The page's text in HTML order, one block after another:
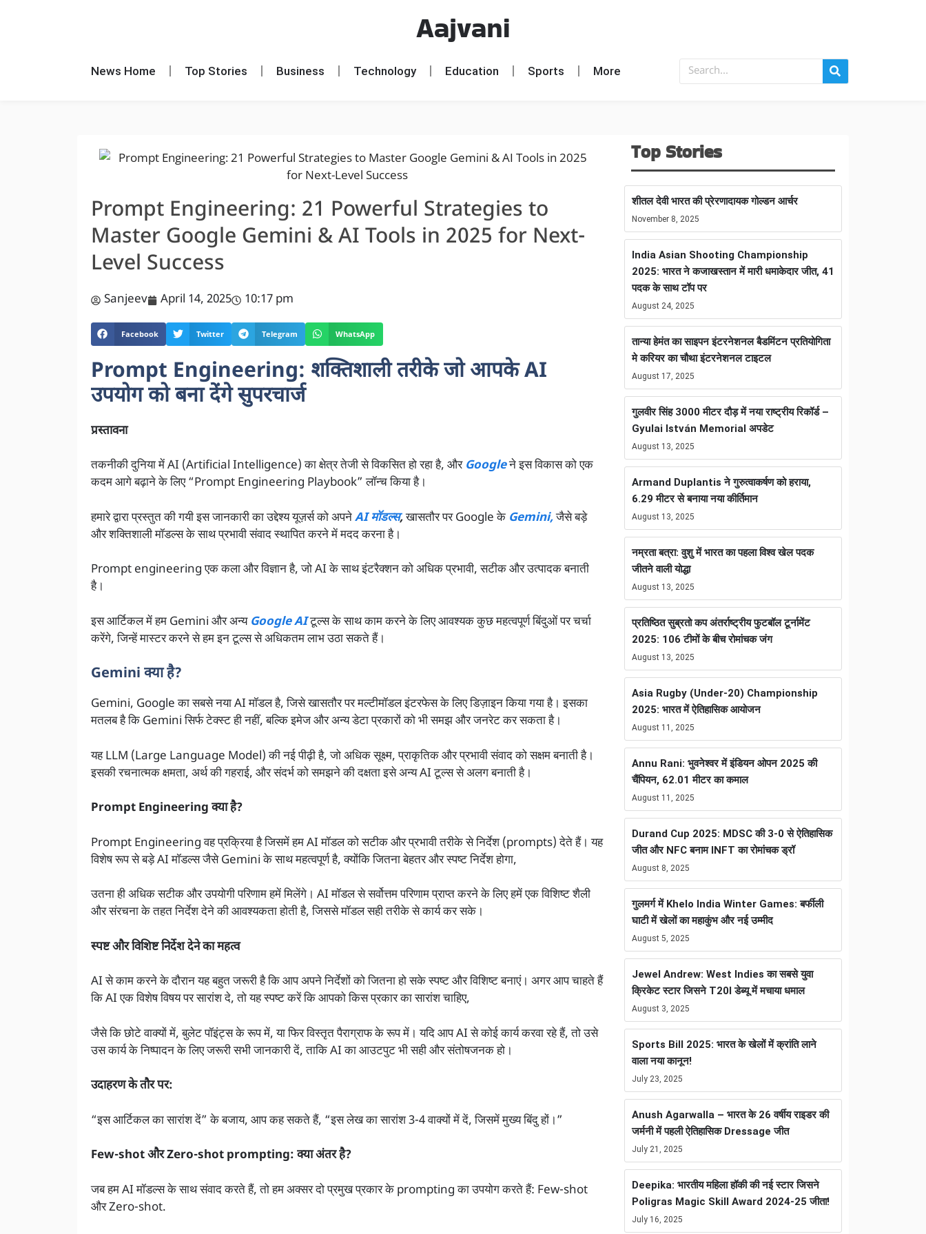
Aajvani
News Home Top Stories Business Technology Education Sports More
Prompt Engineering: 21 Powerful Strategies to
Master Google Gemini & AI Tools in 2025 for Next-
Level Success
Sanjeev April 14, 2025 10:17 pm
Facebook Twitter Telegram WhatsApp
Prompt Engineering: शक्तिशाली तरीके जो आपके AI
उपयोग को बना देंगे सुपरचार्ज
प्रस्तावना
तकनीकी दुनिया में AI (Artificial Intelligence) का क्षेत्र तेजी से विकसित हो रहा है, और Googleने इस विकास को एक
कदम आगे बढ़ाने के लिए “Prompt Engineering Playbook” लॉन्च किया है।
हमारे द्वारा प्रस्तुत की गयी इस जानकारी का उद्देश्य यूज़र्स को अपनेAI मॉडल्स,खासतौर पर Google के Gemini,जैसे बड़े
और शक्तिशाली मॉडल्स के साथ प्रभावी संवाद स्थापित करने में मदद करना है।
Prompt engineering एक कला और विज्ञान है, जो AI के साथ इंटरैक्शन को अधिक प्रभावी, सटीक और उत्पादक बनाती
है।
इस आर्टिकल में हम Gemini और अन्य Google AIटूल्स के साथ काम करने के लिए आवश्यक कुछ महत्वपूर्ण बिंदुओं पर चर्चा
करेंगे, जिन्हें मास्टर करने से हम इन टूल्स से अधिकतम लाभ उठा सकते हैं।
Gemini क्या है?
Gemini, Google का सबसे नया AI मॉडल है, जिसे खासतौर पर मल्टीमॉडल इंटरफेस के लिए डिज़ाइन किया गया है। इसका
मतलब है कि Gemini सिर्फ टेक्स्ट ही नहीं, बल्कि इमेज और अन्य डेटा प्रकारों को भी समझ और जनरेट कर सकता है।
यह LLM (Large Language Model) की नई पीढ़ी है, जो अधिक सूक्ष्म, प्राकृतिक और प्रभावी संवाद को सक्षम बनाती है।
इसकी रचनात्मक क्षमता, अर्थ की गहराई, और संदर्भ को समझने की दक्षता इसे अन्य AI टूल्स से अलग बनाती है।
Prompt Engineering क्या है?
Prompt Engineering वह प्रक्रिया है जिसमें हम AI मॉडल को सटीक और प्रभावी तरीके से निर्देश (prompts) देते हैं। यह
विशेष रूप से बड़े AI मॉडल्स जैसे Gemini के साथ महत्वपूर्ण है, क्योंकि जितना बेहतर और स्पष्ट निर्देश होगा,
उतना ही अधिक सटीक और उपयोगी परिणाम हमें मिलेंगे। AI मॉडल से सर्वोत्तम परिणाम प्राप्त करने के लिए हमें एक विशिष्ट शैली
और संरचना के तहत निर्देश देने की आवश्यकता होती है, जिससे मॉडल सही तरीके से कार्य कर सके।
स्पष्ट और विशिष्ट निर्देश देने का महत्व
AI से काम करने के दौरान यह बहुत जरूरी है कि आप अपने निर्देशों को जितना हो सके स्पष्ट और विशिष्ट बनाएं। अगर आप चाहते हैं
कि AI एक विशेष विषय पर सारांश दे, तो यह स्पष्ट करें कि आपको किस प्रकार का सारांश चाहिए,
जैसे कि छोटे वाक्यों में, बुलेट पॉइंट्स के रूप में, या फिर विस्तृत पैराग्राफ के रूप में। यदि आप AI से कोई कार्य करवा रहे हैं, तो उसे
उस कार्य के निष्पादन के लिए जरूरी सभी जानकारी दें, ताकि AI का आउटपुट भी सही और संतोषजनक हो।
उदाहरण के तौर पर:
“इस आर्टिकल का सारांश दें” के बजाय, आप कह सकते हैं, “इस लेख का सारांश 3-4 वाक्यों में दें, जिसमें मुख्य बिंदु हों।”
Few-shot और Zero-shot prompting: क्या अंतर है?
जब हम AI मॉडल्स के साथ संवाद करते हैं, तो हम अक्सर दो प्रमुख प्रकार के prompting का उपयोग करते हैं: Few-shot
और Zero-shot.
Top Stories
शीतल देवी भारत की प्रेरणादायक गोल्डन आर्चर
November 8, 2025
India Asian Shooting Championship
2025: भारत ने कजाखस्तान में मारी धमाकेदार जीत, 41
पदक के साथ टॉप पर
August 24, 2025
तान्या हेमंत का साइपन इंटरनेशनल बैडमिंटन प्रतियोगिता
मे करियर का चौथा इंटरनेशनल टाइटल
August 17, 2025
गुलवीर सिंह 3000 मीटर दौड़ में नया राष्ट्रीय रिकॉर्ड –
Gyulai István Memorial अपडेट
August 13, 2025
Armand Duplantis ने गुरुत्वाकर्षण को हराया,
6.29 मीटर से बनाया नया कीर्तिमान
August 13, 2025
नम्रता बत्रा: वुशु में भारत का पहला विश्व खेल पदक
जीतने वाली योद्धा
August 13, 2025
प्रतिष्ठित सुब्रतो कप अंतर्राष्ट्रीय फुटबॉल टूर्नामेंट
2025: 106 टीमों के बीच रोमांचक जंग
August 13, 2025
Asia Rugby (Under-20) Championship
2025: भारत में ऐतिहासिक आयोजन
August 11, 2025
Annu Rani: भुवनेश्वर में इंडियन ओपन 2025 की
चैंपियन, 62.01 मीटर का कमाल
August 11, 2025
Durand Cup 2025: MDSC की 3-0 से ऐतिहासिक
जीत और NFC बनाम INFT का रोमांचक ड्रॉ
August 8, 2025
गुलमर्ग में Khelo India Winter Games: बर्फीली
घाटी में खेलों का महाकुंभ और नई उम्मीद
August 5, 2025
Jewel Andrew: West Indies का सबसे युवा
क्रिकेट स्टार जिसने T20I डेब्यू में मचाया धमाल
August 3, 2025
Sports Bill 2025: भारत के खेलों में क्रांति लाने
वाला नया कानून!
July 23, 2025
Anush Agarwalla – भारत के 26 वर्षीय राइडर की
जर्मनी में पहली ऐतिहासिक Dressage जीत
July 21, 2025
Deepika: भारतीय महिला हॉकी की नई स्टार जिसने
Poligras Magic Skill Award 2024-25 जीता!
July 16, 2025